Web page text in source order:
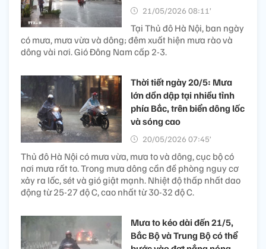
21/05/2026 08:11’
Tại Thủ đô Hà Nội, ban ngày
có mưa, mưa vừa và dông; đêm xuất hiện mưa rào và
dông vài nơi. Gió Đông Nam cấp 2-3.
Thời tiết ngày 20/5: Mưa
lớn dồn dập tại nhiều tỉnh
phía Bắc, trên biển dông lốc
và sóng cao
20/05/2026 07:45’
Thủ đô Hà Nội có mưa vừa, mưa to và dông, cục bộ có
nơi mưa rất to. Trong mưa dông cần đề phòng nguy cơ
xảy ra lốc, sét và gió giật mạnh. Nhiệt độ thấp nhất dao
động từ 25-27 độ C, cao nhất từ 30-32 độ C.
Mưa to kéo dài đến 21/5,
Bắc Bộ và Trung Bộ có thể